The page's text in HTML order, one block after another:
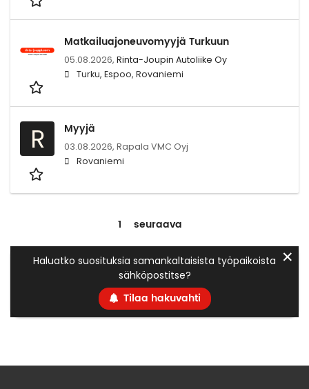
Matkailuajoneuvomyyjä Turkuun
05.08.2026, Rinta-Joupin Autoliike Oy
Turku, Espoo, Rovaniemi
R Myyjä
03.08.2026, Rapala VMC Oyj
Rovaniemi
1 seuraava
Haluatko suosituksia samankaltaisista työpaikoista
sähköpostitse?
Tilaa hakuvahti
✕